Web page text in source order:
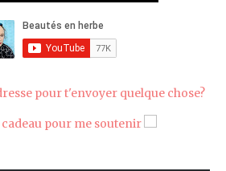
pour t'envoyer quelque chose?
pour me soutenir